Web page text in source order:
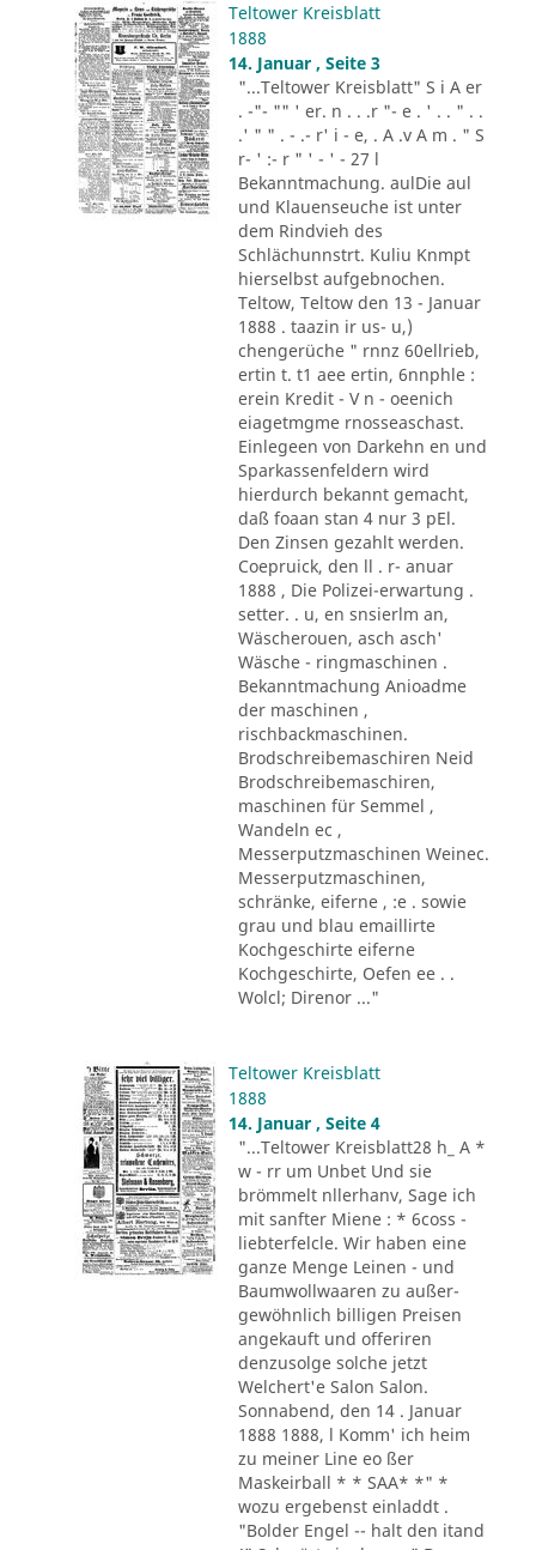
Teltower Kreisblatt
1888
14. Januar , Seite 3
"...Teltower Kreisblatt" S i A er
. -"- "" ' er. n . . .r "- e . ' . . " . .
.' " " . - .- r' i - e, . A .v A m . " S
r- ' :- r " ' - ' - 27 l
Bekanntmachung. aulDie aul
und Klauenseuche ist unter
dem Rindvieh des
Schlächunnstrt. Kuliu Knmpt
hierselbst aufgebnochen.
Teltow, Teltow den 13 - Januar
1888 . taazin ir us- u,)
chengerüche " rnnz 60ellrieb,
ertin t. t1 aee ertin, 6nnphle :
erein Kredit - V n - oeenich
eiagetmgme rnosseaschast.
Einlegeen von Darkehn en und
Sparkassenfeldern wird
hierdurch bekannt gemacht,
daß foaan stan 4 nur 3 pEl.
Den Zinsen gezahlt werden.
Coepruick, den ll . r- anuar
1888 , Die Polizei-erwartung .
setter. . u, en snsierlm an,
Wäscherouen, asch asch'
Wäsche - ringmaschinen .
Bekanntmachung Anioadme
der maschinen ,
rischbackmaschinen.
Brodschreibemaschiren Neid
Brodschreibemaschiren,
maschinen für Semmel ,
Wandeln ec ,
Messerputzmaschinen Weinec.
Messerputzmaschinen,
schränke, eiferne , :e . sowie
grau und blau emaillirte
Kochgeschirte eiferne
Kochgeschirte, Oefen ee . .
Wolcl; Direnor ..."
Teltower Kreisblatt
1888
14. Januar , Seite 4
"...Teltower Kreisblatt28 h_ A *
w - rr um Unbet Und sie
brömmelt nllerhanv, Sage ich
mit sanfter Miene : * 6coss -
liebterfelcle. Wir haben eine
ganze Menge Leinen - und
Baumwollwaaren zu außer-
gewöhnlich billigen Preisen
angekauft und offeriren
denzusolge solche jetzt
Welchert'e Salon Salon.
Sonnabend, den 14 . Januar
1888 1888, l Komm' ich heim
zu meiner Line eo ßer
Maskeirball * * SAA* *" *
wozu ergebenst einladdt .
"Bolder Engel -- halt den itand